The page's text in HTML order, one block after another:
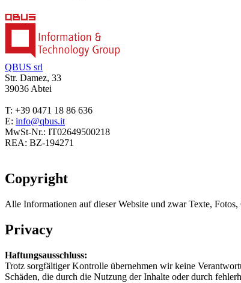
QBUS srl
Str. Damez, 33
39036 Abtei
T: +39 0471 18 86 636
E: info@qbus.it
MwSt-Nr.: IT02649500218
REA: BZ-194271
Copyright
Alle Informationen auf dieser Website und zwar Texte,
Privacy
Haftungsausschluss:
Trotz sorgfältiger Kontrolle übernehmen wir keine
Schäden, die durch die Nutzung der Inhalte oder durch